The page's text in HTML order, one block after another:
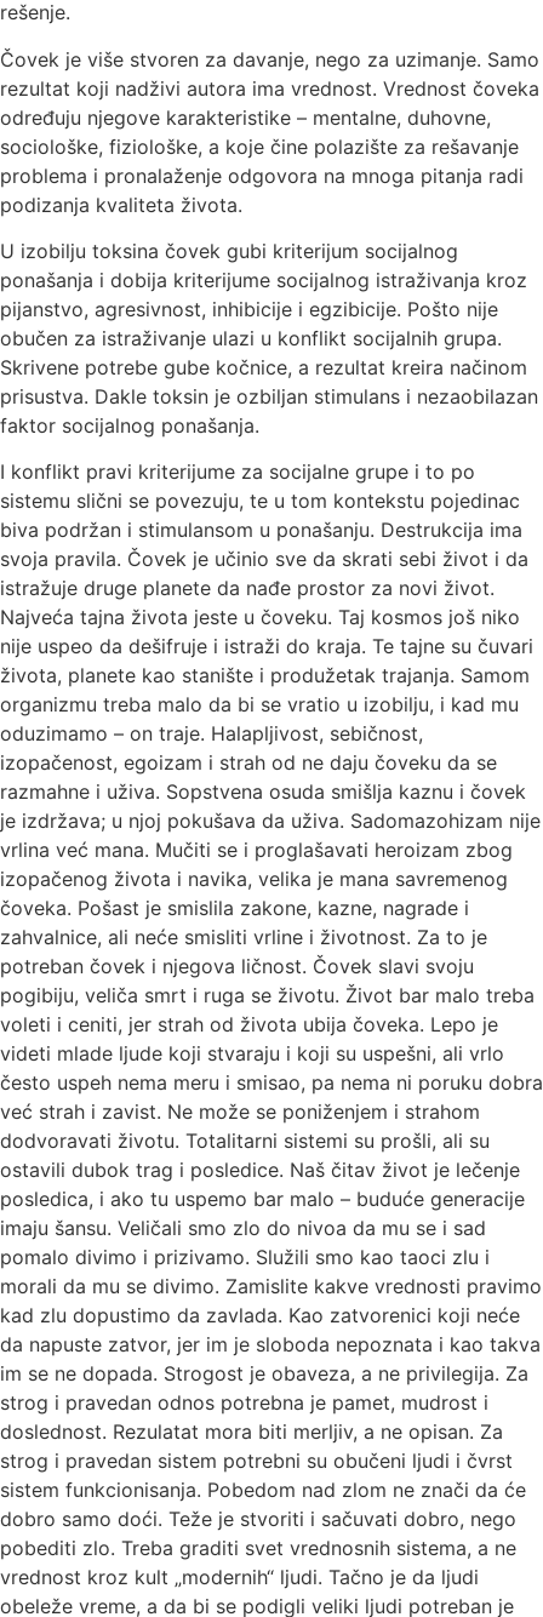
rešenje.
Čovek je više stvoren za davanje, nego za uzimanje. Samo
rezultat koji nadživi autora ima vrednost. Vrednost čoveka
određuju njegove karakteristike – mentalne, duhovne,
sociološke, fiziološke, a koje čine polazište za rešavanje
problema i pronalaženje odgovora na mnoga pitanja radi
podizanja kvaliteta života.
U izobilju toksina čovek gubi kriterijum socijalnog
ponašanja i dobija kriterijume socijalnog istraživanja kroz
pijanstvo, agresivnost, inhibicije i egzibicije. Pošto nije
obučen za istraživanje ulazi u konflikt socijalnih grupa.
Skrivene potrebe gube kočnice, a rezultat kreira načinom
prisustva. Dakle toksin je ozbiljan stimulans i nezaobilazan
faktor socijalnog ponašanja.
I konflikt pravi kriterijume za socijalne grupe i to po
sistemu slični se povezuju, te u tom kontekstu pojedinac
biva podržan i stimulansom u ponašanju. Destrukcija ima
svoja pravila. Čovek je učinio sve da skrati sebi život i da
istražuje druge planete da nađe prostor za novi život.
Najveća tajna života jeste u čoveku. Taj kosmos još niko
nije uspeo da dešifruje i istraži do kraja. Te tajne su čuvari
života, planete kao stanište i produžetak trajanja. Samom
organizmu treba malo da bi se vratio u izobilju, i kad mu
oduzimamo – on traje. Halapljivost, sebičnost,
izopačenost, egoizam i strah od ne daju čoveku da se
razmahne i uživa. Sopstvena osuda smišlja kaznu i čovek
je izdržava; u njoj pokušava da uživa. Sadomazohizam nije
vrlina već mana. Mučiti se i proglašavati heroizam zbog
izopačenog života i navika, velika je mana savremenog
čoveka. Pošast je smislila zakone, kazne, nagrade i
zahvalnice, ali neće smisliti vrline i životnost. Za to je
potreban čovek i njegova ličnost. Čovek slavi svoju
pogibiju, veliča smrt i ruga se životu. Život bar malo treba
voleti i ceniti, jer strah od života ubija čoveka. Lepo je
videti mlade ljude koji stvaraju i koji su uspešni, ali vrlo
često uspeh nema meru i smisao, pa nema ni poruku dobra
već strah i zavist. Ne može se poniženjem i strahom
dodvoravati životu. Totalitarni sistemi su prošli, ali su
ostavili dubok trag i posledice. Naš čitav život je lečenje
posledica, i ako tu uspemo bar malo – buduće generacije
imaju šansu. Veličali smo zlo do nivoa da mu se i sad
pomalo divimo i prizivamo. Služili smo kao taoci zlu i
morali da mu se divimo. Zamislite kakve vrednosti pravimo
kad zlu dopustimo da zavlada. Kao zatvorenici koji neće
da napuste zatvor, jer im je sloboda nepoznata i kao takva
im se ne dopada. Strogost je obaveza, a ne privilegija. Za
strog i pravedan odnos potrebna je pamet, mudrost i
doslednost. Rezulatat mora biti merljiv, a ne opisan. Za
strog i pravedan sistem potrebni su obučeni ljudi i čvrst
sistem funkcionisanja. Pobedom nad zlom ne znači da će
dobro samo doći. Teže je stvoriti i sačuvati dobro, nego
pobediti zlo. Treba graditi svet vrednosnih sistema, a ne
vrednost kroz kult „modernih“ ljudi. Tačno je da ljudi
obeleže vreme, a da bi se podigli veliki ljudi potreban je